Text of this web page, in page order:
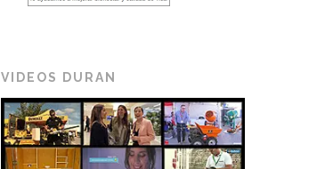
VIDEOS DURAN